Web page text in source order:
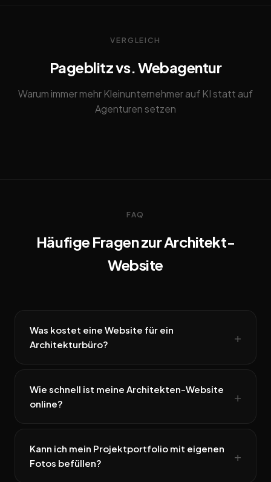
VERGLEICH
Pageblitz vs. Webagentur
Warum immer mehr Kleinunternehmer auf KI statt auf
Agenturen setzen
FAQ
Häufige Fragen zur Architekt-
Website
Was kostet eine Website für ein
Architekturbüro?
Wie schnell ist meine Architekten-Website
online?
Kann ich mein Projektportfolio mit eigenen
Fotos befüllen?